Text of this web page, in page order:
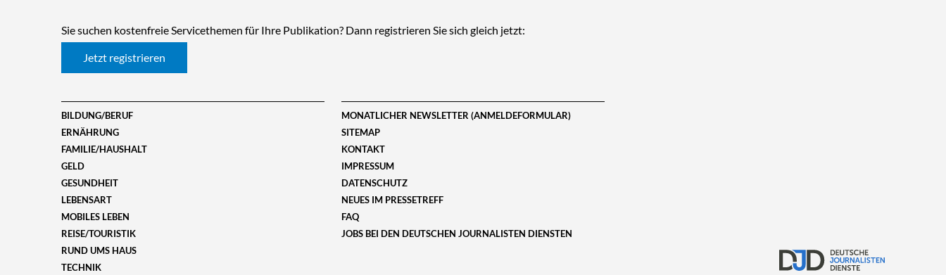
Sie suchen kostenfreie Servicethemen für Ihre Publikation? Dann registrieren Sie sich gleich jetzt:
Jetzt registrieren
BILDUNG/BERUF
ERNÄHRUNG
FAMILIE/HAUSHALT
GELD
GESUNDHEIT
LEBENSART
MOBILES LEBEN
REISE/TOURISTIK
RUND UMS HAUS
TECHNIK
MONATLICHER NEWSLETTER (ANMELDEFORMULAR)
SITEMAP
KONTAKT
IMPRESSUM
DATENSCHUTZ
NEUES IM PRESSETREFF
FAQ
JOBS BEI DEN DEUTSCHEN JOURNALISTEN DIENSTEN